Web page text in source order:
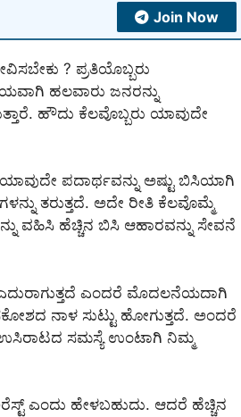
Join Now
? ಪ್ರತಿಯೊಬ್ಬರು
ಹಲವಾರು ಜನರನ್ನು
ಹೌದು ಕೆಲವೊಬ್ಬರು ಯಾವುದೇ
ಪದಾರ್ಥವನ್ನು ಅಷ್ಟು ಬಿಸಿಯಾಗಿ
ತರುತ್ತದೆ. ಅದೇ ರೀತಿ ಕೆಲವೊಮ್ಮೆ
ವಹಿಸಿ ಹೆಚ್ಚಿನ ಬಿಸಿ ಆಹಾರವನ್ನು ಸೇವನೆ
ಎಂದರೆ ಮೊದಲನೆಯದಾಗಿ
ನಾಳ ಸುಟ್ಟು ಹೋಗುತ್ತದೆ. ಅಂದರೆ
ಉಸಿರಾಟದ ಸಮಸ್ಯೆ ಉಂಟಾಗಿ ನಿಮ್ಮ
ಎಂದು ಹೇಳಬಹುದು. ಆದರೆ ಹೆಚ್ಚಿನ